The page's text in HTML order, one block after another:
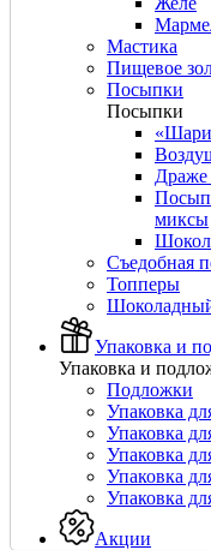
Мастика
Пищевое
Посыпки
Посыпки
Драже
миксы
Съедобная
Топперы
Упаковка и
Упаковка и
Подложки
Упаковка
Упаковка
Упаковка
Упаковка
Упаковка
Акции